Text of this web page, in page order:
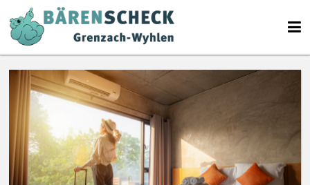
We use cookies
data protection